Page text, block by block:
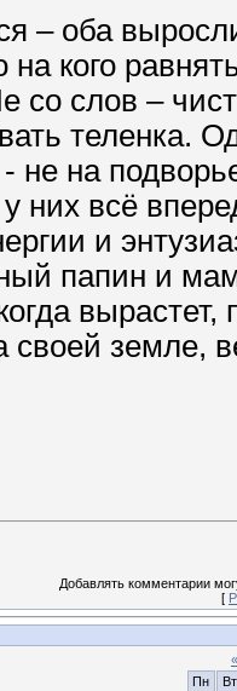
– оба
кого
слов –
телен­ка.
не на
них всё
и
папин и
своей
Добавлять комментарии
[
«
Пн
Вт